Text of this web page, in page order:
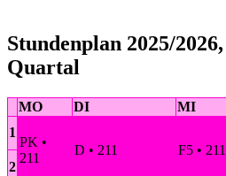
Stundenplan 2025/
Quartal
MO DI MI
1
PK •
211
D • 211 F5 • 211
2